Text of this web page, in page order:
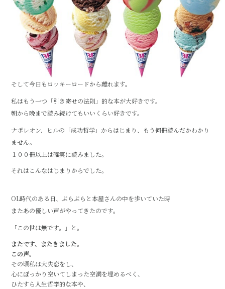
そして今日もロッキーロードから離れます。
私はもう一つ「引き寄せの法則」的な本が大好きです。
朝から晩まで読み続けてもいいくらい好きです。
ナポレオン．ヒルの「成功哲学」からはじまり、もう何冊読んだかわかり
ません。
１００冊以上は確実に読みました。
それはこんなはじまりからでした。
OL時代のある日、ぶらぶらと本屋さんの中を歩いていた時
またあの優しい声がやってきたのです。
「この世は無です。」と。
またです、またきました。
この声。
その頃私は大失恋をし、
心にぽっかり空いてしまった空洞を埋めるべく、
ひたすら人生哲学的な本や、